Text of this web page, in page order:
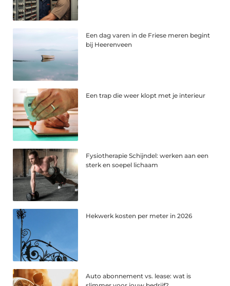
Een dag varen in de Friese meren begint
bij Heerenveen
Een trap die weer klopt met je interieur
Fysiotherapie Schijndel: werken aan een
sterk en soepel lichaam
Hekwerk kosten per meter in 2026
Auto abonnement vs. lease: wat is